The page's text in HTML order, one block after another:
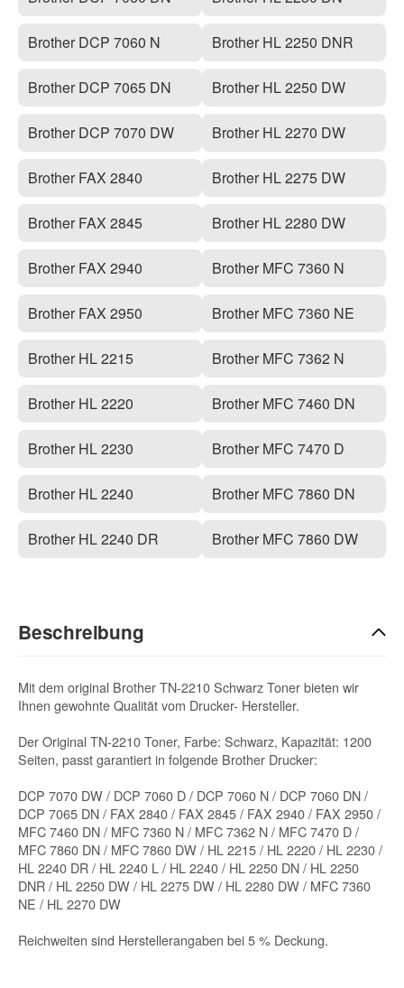
Brother DCP 7060 N
Brother DCP 7065 DN
Brother DCP 7070 DW
Brother FAX 2840
Brother FAX 2845
Brother FAX 2940
Brother FAX 2950
Brother HL 2215
Brother HL 2220
Brother HL 2230
Brother HL 2240
Brother HL 2240 DR
Brother HL 2250 DNR
Brother HL 2250 DW
Brother HL 2270 DW
Brother HL 2275 DW
Brother HL 2280 DW
Brother MFC 7360 N
Brother MFC 7360 NE
Brother MFC 7362 N
Brother MFC 7460 DN
Brother MFC 7470 D
Brother MFC 7860 DN
Brother MFC 7860 DW
Beschreibung
Mit dem original Brother TN-2210 Schwarz Toner bieten wir
Ihnen gewohnte Qualität vom Drucker- Hersteller.
Der Original TN-2210 Toner, Farbe: Schwarz, Kapazität: 1200
Seiten, passt garantiert in folgende Brother Drucker:
DCP 7070 DW / DCP 7060 D / DCP 7060 N / DCP 7060 DN /
DCP 7065 DN / FAX 2840 / FAX 2845 / FAX 2940 / FAX 2950 /
MFC 7460 DN / MFC 7360 N / MFC 7362 N / MFC 7470 D /
MFC 7860 DN / MFC 7860 DW / HL 2215 / HL 2220 / HL 2230 /
HL 2240 DR / HL 2240 L / HL 2240 / HL 2250 DN / HL 2250
DNR / HL 2250 DW / HL 2275 DW / HL 2280 DW / MFC 7360
NE / HL 2270 DW
Reichweiten sind Herstellerangaben bei 5 % Deckung.